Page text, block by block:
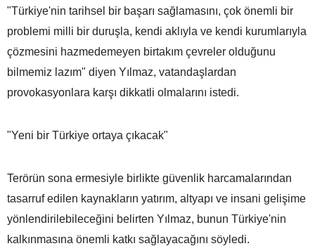
"Türkiye'nin tarihsel bir başarı sağlamasını, çok önemli bir
problemi milli bir duruşla, kendi aklıyla ve kendi kurumlarıyla
çözmesini hazmedemeyen birtakım çevreler olduğunu
bilmemiz lazım" diyen Yılmaz, vatandaşlardan
provokasyonlara karşı dikkatli olmalarını istedi.
"Yeni bir Türkiye ortaya çıkacak"
Terörün sona ermesiyle birlikte güvenlik harcamalarından
tasarruf edilen kaynakların yatırım, altyapı ve insani gelişime
yönlendirilebileceğini belirten Yılmaz, bunun Türkiye'nin
kalkınmasına önemli katkı sağlayacağını söyledi.